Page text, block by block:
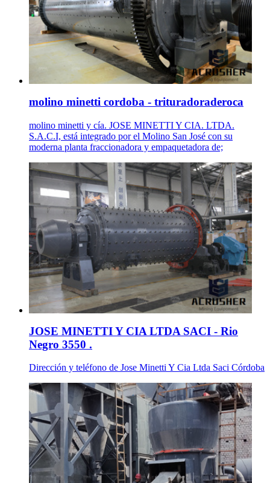
molino minetti cordoba - trituradoraderoca
molino minetti y cía. JOSE MINETTI Y CIA. LTDA.
S.A.C.I, está integrado por el Molino San José con su
moderna planta fraccionadora y empaquetadora de;
JOSE MINETTI Y CIA LTDA SACI - Rio
Negro 3550 .
Dirección y teléfono de Jose Minetti Y Cia Ltda Saci Córdoba